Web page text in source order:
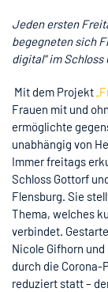
Jeden ersten
begegneten sich
digital" im Schloss
Mit dem Projekt
Frauen mit und
ermöglichte
unabhängig von
Immer freitags
Schloss Gottorf
Flensburg. Sie
Thema, welches
verbindet.
Nicole Gifhorn
durch die Corona-
reduziert statt –